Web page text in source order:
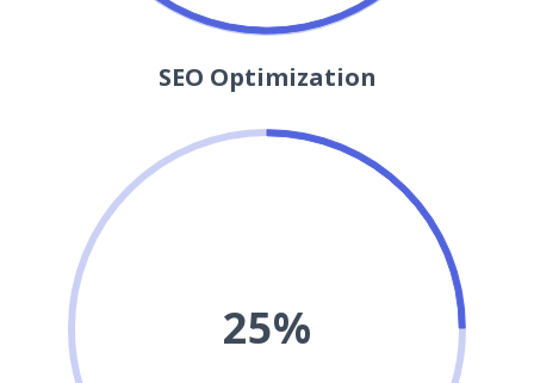
SEO Optimization
25%